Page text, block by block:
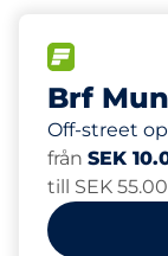
Brf
Off-street
från SEK
till SEK